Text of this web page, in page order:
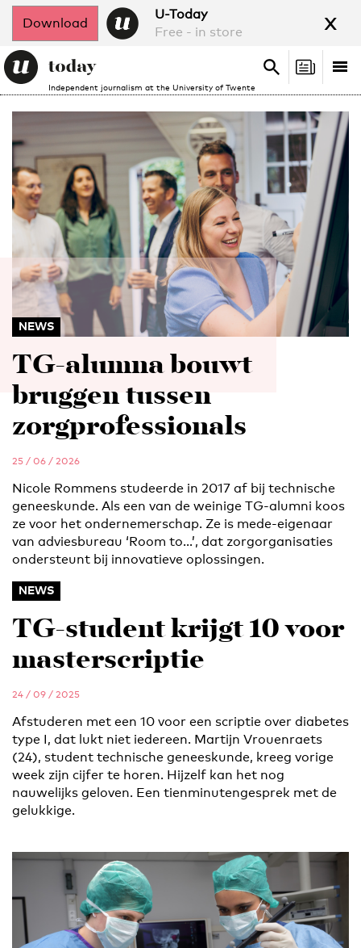
Download
U-Today
Free - in store
x
Independent journalism at the University of Twente
Search
Search
NEWS
TG-alumna bouwt
bruggen tussen
zorgprofessionals
25 / 06 / 2026
Nicole Rommens studeerde in 2017 af bij technische
geneeskunde. Als een van de weinige TG-alumni koos
ze voor het ondernemerschap. Ze is mede-eigenaar
van adviesbureau ‘Room to…’, dat zorgorganisaties
ondersteunt bij innovatieve oplossingen.
NEWS
TG-student krijgt 10 voor
masterscriptie
24 / 09 / 2025
Afstuderen met een 10 voor een scriptie over diabetes
type I, dat lukt niet iedereen. Martijn Vrouenraets
(24), student technische geneeskunde, kreeg vorige
week zijn cijfer te horen. Hijzelf kan het nog
nauwelijks geloven. Een tienminutengesprek met de
gelukkige.